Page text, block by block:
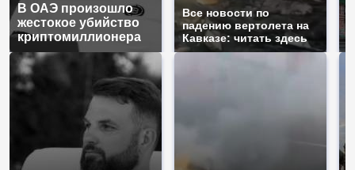
В ОАЭ произошло
жестокое убийство
криптомиллионера
Все новости по
падению вертолета на
Кавказе: читать здесь